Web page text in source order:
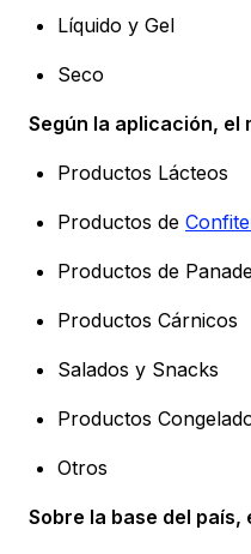
Líquido y Gel
Seco
Según la aplicación, el
Productos Lácteos
Productos de
Productos de
Productos Cárnicos
Salados y Snacks
Productos
Otros
Sobre la base del país,